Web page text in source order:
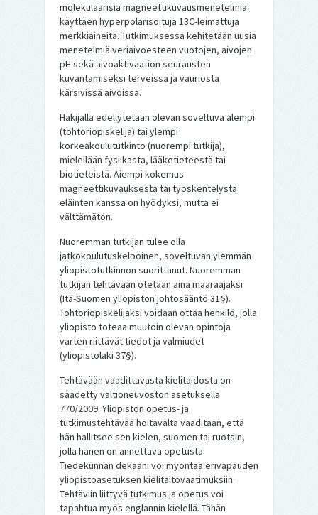
molekulaarisia magneettikuvausmenetelmiä
käyttäen hyperpolarisoituja 13C-leimattuja
merkkiaineita. Tutkimuksessa kehitetään uusia
menetelmiä veriaivoesteen vuotojen, aivojen
pH sekä aivoaktivaation seurausten
kuvantamiseksi terveissä ja vauriosta
kärsivissä aivoissa.
Hakijalla edellytetään olevan soveltuva alempi
(tohtoriopiskelija) tai ylempi
korkeakoulututkinto (nuorempi tutkija),
mielellään fysiikasta, lääketieteestä tai
biotieteistä. Aiempi kokemus
magneettikuvauksesta tai työskentelystä
eläinten kanssa on hyödyksi, mutta ei
välttämätön.
Nuoremman tutkijan tulee olla
jatkokoulutuskelpoinen, soveltuvan ylemmän
yliopistotutkinnon suorittanut. Nuoremman
tutkijan tehtävään otetaan aina määräajaksi
(Itä-Suomen yliopiston johtosääntö 31§).
Tohtoriopiskelijaksi voidaan ottaa henkilö, jolla
yliopisto toteaa muutoin olevan opintoja
varten riittävät tiedot ja valmiudet
(yliopistolaki 37§).
Tehtävään vaadittavasta kielitaidosta on
säädetty valtioneuvoston asetuksella
770/2009. Yliopiston opetus- ja
tutkimustehtävää hoitavalta vaaditaan, että
hän hallitsee sen kielen, suomen tai ruotsin,
jolla hänen on annettava opetusta.
Tiedekunnan dekaani voi myöntää erivapauden
yliopistoasetuksen kielitaitovaatimuksiin.
Tehtäviin liittyvä tutkimus ja opetus voi
tapahtua myös englannin kielellä. Tähän